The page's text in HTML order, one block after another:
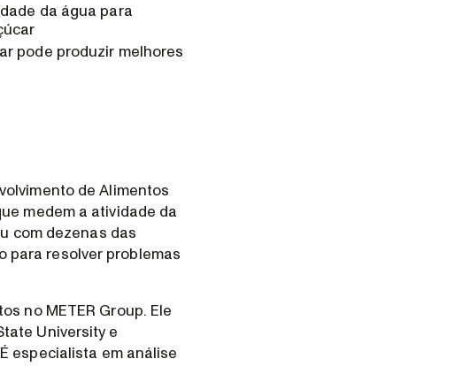
da água para
pode produzir melhores
de Alimentos
medem a atividade da
com dezenas das
para resolver problemas
no METER Group. Ele
University e
especialista em análise